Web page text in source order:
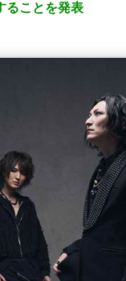
ることを発表